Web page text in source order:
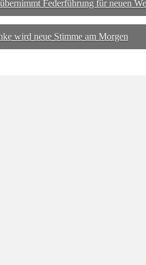
Federführung für neuen
wird neue Stimme am Morgen